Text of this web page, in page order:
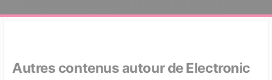
Autres contenus autour de Electronic